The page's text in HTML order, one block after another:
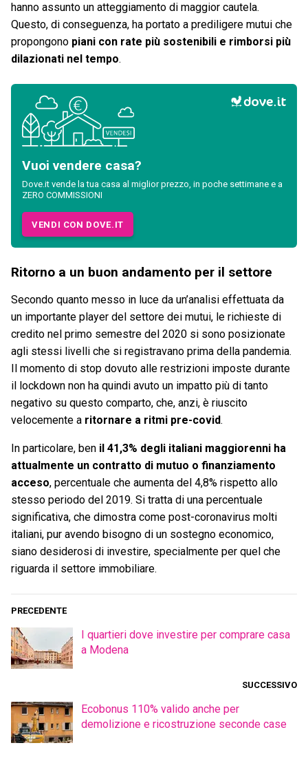
hanno assunto un atteggiamento di maggior cautela.
Questo, di conseguenza, ha portato a prediligere mutui che
propongono piani con rate più sostenibili e rimborsi più
dilazionati nel tempo.
Vuoi vendere casa?
Dove.it vende la tua casa al miglior prezzo, in poche settimane e a
ZERO COMMISSIONI
VENDI CON DOVE.IT
Ritorno a un buon andamento per il settore
Secondo quanto messo in luce da un’analisi effettuata da
un importante player del settore dei mutui, le richieste di
credito nel primo semestre del 2020 si sono posizionate
agli stessi livelli che si registravano prima della pandemia.
Il momento di stop dovuto alle restrizioni imposte durante
il lockdown non ha quindi avuto un impatto più di tanto
negativo su questo comparto, che, anzi, è riuscito
velocemente a ritornare a ritmi pre-covid.
In particolare, ben il 41,3% degli italiani maggiorenni ha
attualmente un contratto di mutuo o finanziamento
acceso, percentuale che aumenta del 4,8% rispetto allo
stesso periodo del 2019. Si tratta di una percentuale
significativa, che dimostra come post-coronavirus molti
italiani, pur avendo bisogno di un sostegno economico,
siano desiderosi di investire, specialmente per quel che
riguarda il settore immobiliare.
PRECEDENTE
I quartieri dove investire per comprare casa
a Modena
SUCCESSIVO
Ecobonus 110% valido anche per
demolizione e ricostruzione seconde case